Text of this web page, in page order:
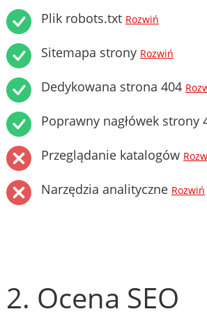
Plik robots.txt Rozwiń
Sitemapa strony Rozwiń
Dedykowana strona 404
Poprawny nagłówek strony
Przeglądanie katalogów
Narzędzia analityczne Rozwiń
2. Ocena SEO